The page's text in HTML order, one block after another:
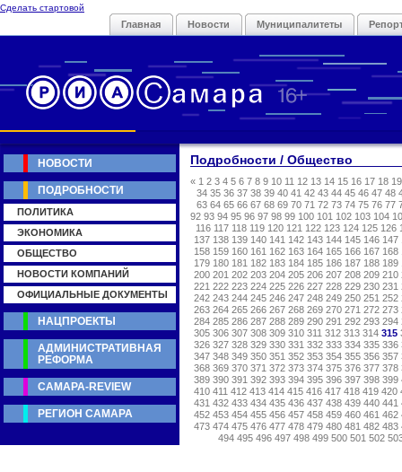
Сделать стартовой
Главная Новости Муниципалитеты
Подробности / Общество
« 1 2 3 4 5 6 7 8 9 10 11 12 13 14 15 16 17 18 19
34 35 36 37 38 39 40 41 42 43 44 45 46 47 48
63 64 65 66 67 68 69 70 71 72 73 74 75 76 77
92 93 94 95 96 97 98 99 100 101 102 103 104
116 117 118 119 120 121 122 123 124 125 126
137 138 139 140 141 142 143 144 145 146 147
158 159 160 161 162 163 164 165 166 167 168
179 180 181 182 183 184 185 186 187 188 189
200 201 202 203 204 205 206 207 208 209 210
221 222 223 224 225 226 227 228 229 230 231
242 243 244 245 246 247 248 249 250 251 252
263 264 265 266 267 268 269 270 271 272 273
284 285 286 287 288 289 290 291 292 293 294
305 306 307 308 309 310 311 312 313 314 315
326 327 328 329 330 331 332 333 334 335 336
347 348 349 350 351 352 353 354 355 356 357
368 369 370 371 372 373 374 375 376 377 378
389 390 391 392 393 394 395 396 397 398 399
410 411 412 413 414 415 416 417 418 419 420
431 432 433 434 435 436 437 438 439 440 441
452 453 454 455 456 457 458 459 460 461 462
473 474 475 476 477 478 479 480 481 482 483
494 495 496 497 498 499 500 501 502
НОВОСТИ
ПОДРОБНОСТИ
ПОЛИТИКА
ЭКОНОМИКА
ОБЩЕСТВО
НОВОСТИ КОМПАНИЙ
ОФИЦИАЛЬНЫЕ ДОКУМЕНТЫ
НАЦПРОЕКТЫ
АДМИНИСТРАТИВНАЯ
РЕФОРМА
САМАРА-REVIEW
РЕГИОН САМАРА